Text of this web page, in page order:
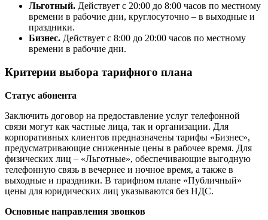
Льготный. Действует с 20:00 до 8:00 часов по местному
времени в рабочие дни, круглосуточно – в выходные и
праздники.
Бизнес. Действует с 8:00 до 20:00 часов по местному
времени в рабочие дни.
Критерии выбора тарифного плана
Статус абонента
Заключить договор на предоставление услуг телефонной
связи могут как частные лица, так и организации. Для
корпоративных клиентов предназначены тарифы «Бизнес»,
предусматривающие сниженные цены в рабочее время. Для
физических лиц – «Льготные», обеспечивающие выгодную
телефонную связь в вечернее и ночное время, а также в
выходные и праздники. В тарифном плане «Публичный»
цены для юридических лиц указываются без НДС.
Основные направления звонков